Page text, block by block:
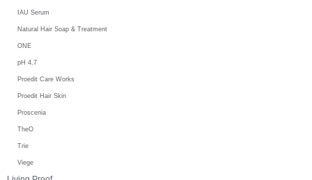
IAU Serum
Natural Hair Soap & Treatment
ONE
pH 4.7
Proedit Care Works
Proedit Hair Skin
Proscenia
TheO
Trie
Viege